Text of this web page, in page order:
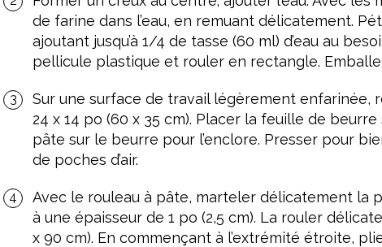
de farine dans l’eau, en remuant délicatement.
ajoutant jusqu’à 1/4 de tasse (60 ml) d’eau au
pellicule plastique et rouler en rectangle.
Sur une surface de travail légèrement
24 x 14 po (60 x 35 cm). Placer la feuille de
pâte sur le beurre pour l’enclore. Presser pour
de poches d’air.
Avec le rouleau à pâte, marteler délicatement la
à une épaisseur de 1 po (2,5 cm). La rouler
x 90 cm). En commençant à l’extrémité étroite,